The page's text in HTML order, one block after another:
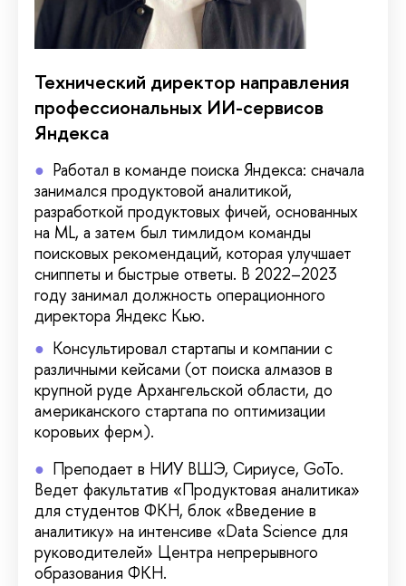
Технический директор направления
профессиональных ИИ-сервисов
Яндекса
Работал в команде поиска Яндекса: сначала
занимался продуктовой аналитикой,
разработкой продуктовых фичей, основанных
на ML, а затем был тимлидом команды
поисковых рекомендаций, которая улучшает
сниппеты и быстрые ответы. В 2022–2023
году занимал должность операционного
директора Яндекс Кью.
Консультировал стартапы и компании с
различными кейсами (от поиска алмазов в
крупной руде Архангельской области, до
американского стартапа по оптимизации
коровьих ферм).
Преподает в НИУ ВШЭ, Сириусе, GoTo.
Ведет факультатив «Продуктовая аналитика»
для студентов ФКН, блок «Введение в
аналитику» на интенсиве «Data Science для
руководителей» Центра непрерывного
образования ФКН.